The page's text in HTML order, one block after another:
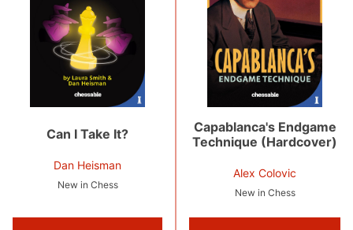
Can I Take It?
Dan Heisman
New in Chess
Capablanca's Endgame
Technique (Hardcover)
Alex Colovic
New in Chess